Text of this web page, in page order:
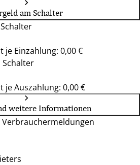
am Schalter
je Einzahlung: 0,00 €
Schalter
je Auszahlung: 0,00 €
weitere Informationen